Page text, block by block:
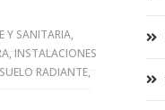
Y SANITARIA,
, INSTALACIONES
SUELO RADIANTE,